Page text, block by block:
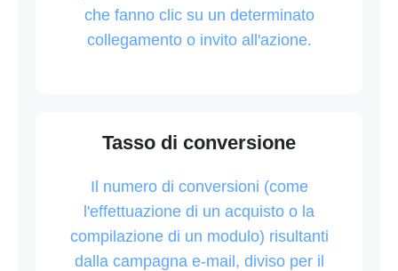
che fanno clic su un determinato
collegamento o invito all'azione.
Tasso di conversione
Il numero di conversioni (come
l'effettuazione di un acquisto o la
compilazione di un modulo) risultanti
dalla campagna e-mail, diviso per il